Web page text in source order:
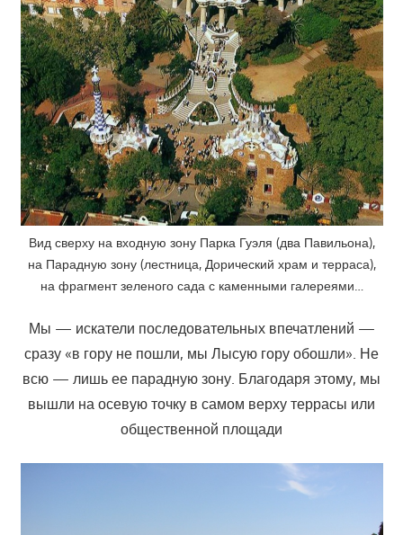
Вид сверху на входную зону Парка Гуэля (два Павильона),
на Парадную зону (лестница, Дорический храм и терраса),
на фрагмент зеленого сада с каменными галереями…
Мы — искатели последовательных впечатлений —
сразу «в гору не пошли, мы Лысую гору обошли». Не
всю — лишь ее парадную зону. Благодаря этому, мы
вышли на осевую точку в самом верху террасы или
общественной площади